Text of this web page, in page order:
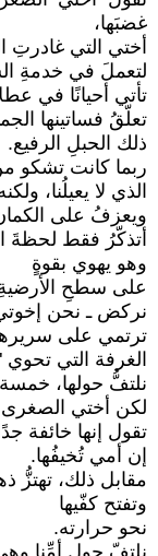
غضبَها،
أختي التي
لتعملَ في خدمةِ
تأتي أحيانًا في
تعلّقُ فساتينها
ذلك الحبلِ الرفيع.
ربما كانت تشكو
الذي لا يعيلُنا،
ويعزفُ على
أتذكّرُ فقط لحظةَ
وهو يهوي بقوةٍ
على سطحِ
نركض ـ نحن
ترتمي على
الغرفة التي تحوي
نلتفُّ حولها،
لكن أختي الصغرى
تقول إنها خائفة
إن أمي تُخيفُها.
مقابل ذلك، تهتزُّ
وتفتح كفّيها
نحو حرارته.